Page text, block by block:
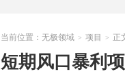
当前位置： 无极领域 > 项目 > 正
短期风口暴利